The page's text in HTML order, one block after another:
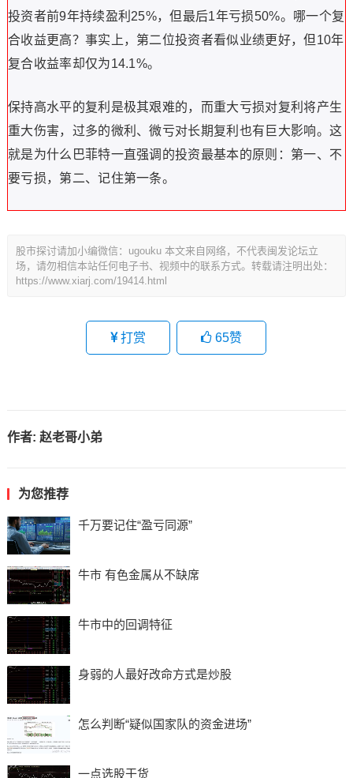
投资者前9年持续盈利25%，但最后1年亏损50%。哪一个复
合收益更高？事实上，第二位投资者看似业绩更好，但10年
复合收益率却仅为14.1%。
保持高水平的复利是极其艰难的，而重大亏损对复利将产生
重大伤害，过多的微利、微亏对长期复利也有巨大影响。这
就是为什么巴菲特一直强调的投资最基本的原则：第一、不
要亏损，第二、记住第一条。
股市探讨请加小编微信：ugouku 本文来自网络，不代表闽发论坛立
场，请勿相信本站任何电子书、视频中的联系方式。转载请注明出处：
https://www.xiarj.com/19414.html
打赏 65赞
作者: 赵老哥小弟
为您推荐
千万要记住“盈亏同源”
牛市 有色金属从不缺席
牛市中的回调特征
身弱的人最好改命方式是炒股
怎么判断“疑似国家队的资金进场”
一点选股干货